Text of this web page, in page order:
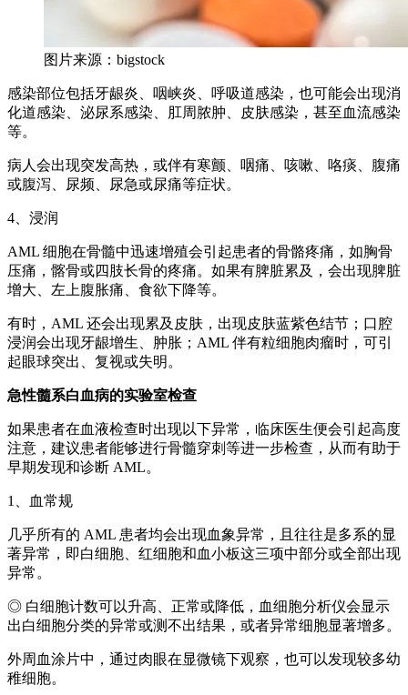
图片来源：bigstock
感染部位包括牙龈炎、咽峡炎、呼吸道感染，也可能会出现消
化道感染、泌尿系感染、肛周脓肿、皮肤感染，甚至血流感染
等。
病人会出现突发高热，或伴有寒颤、咽痛、咳嗽、咯痰、腹痛
或腹泻、尿频、尿急或尿痛等症状。
4、浸润
AML 细胞在骨髓中迅速增殖会引起患者的骨骼疼痛，如胸骨
压痛，髂骨或四肢长骨的疼痛。如果有脾脏累及，会出现脾脏
增大、左上腹胀痛、食欲下降等。
有时，AML 还会出现累及皮肤，出现皮肤蓝紫色结节；口腔
浸润会出现牙龈增生、肿胀；AML 伴有粒细胞肉瘤时，可引
起眼球突出、复视或失明。
急性髓系白血病的实验室检查
如果患者在血液检查时出现以下异常，临床医生便会引起高度
注意，建议患者能够进行骨髓穿刺等进一步检查，从而有助于
早期发现和诊断 AML。
1、血常规
几乎所有的 AML 患者均会出现血象异常，且往往是多系的显
著异常，即白细胞、红细胞和血小板这三项中部分或全部出现
异常。
◎ 白细胞计数可以升高、正常或降低，血细胞分析仪会显示
出白细胞分类的异常或测不出结果，或者异常细胞显著增多。
外周血涂片中，通过肉眼在显微镜下观察，也可以发现较多幼
稚细胞。